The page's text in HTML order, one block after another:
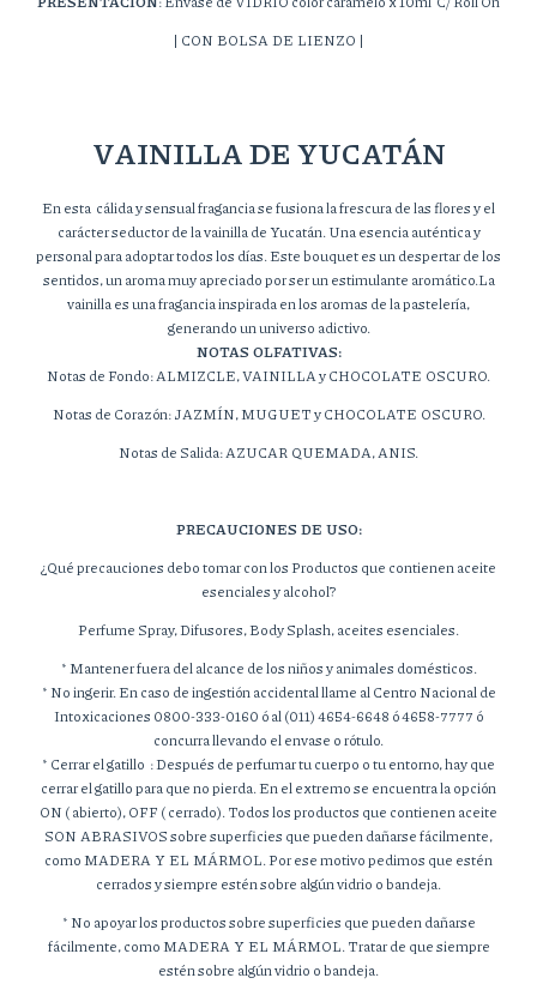
| CON BOLSA DE LIENZO |
VAINILLA DE YUCATÁN
En esta cálida y sensual fragancia se fusiona la frescura de las flores y el
carácter seductor de la vainilla de Yucatán. Una esencia auténtica y
personal para adoptar todos los días. Este bouquet es un despertar de los
sentidos, un aroma muy apreciado por ser un estimulante aromático.La
vainilla es una fragancia inspirada en los aromas de la pastelería,
generando un universo adictivo.
NOTAS OLFATIVAS:
Notas de Fondo: ALMIZCLE, VAINILLA y CHOCOLATE OSCURO.
Notas de Corazón: JAZMÍN, MUGUET y CHOCOLATE OSCURO.
Notas de Salida: AZUCAR QUEMADA, ANIS.
PRECAUCIONES DE USO:
¿Qué precauciones debo tomar con los Productos que contienen aceite
esenciales y alcohol?
Perfume Spray, Difusores, Body Splash, aceites esenciales.
* Mantener fuera del alcance de los niños y animales domésticos.
* No ingerir. En caso de ingestión accidental llame al Centro Nacional de
Intoxicaciones 0800-333-0160 ó al (011) 4654-6648 ó 4658-7777 ó
concurra llevando el envase o rótulo.
* Cerrar el gatillo : Después de perfumar tu cuerpo o tu entorno, hay que
cerrar el gatillo para que no pierda. En el extremo se encuentra la opción
ON ( abierto), OFF ( cerrado). Todos los productos que contienen aceite
SON ABRASIVOS sobre superficies que pueden dañarse fácilmente,
como MADERA Y EL MÁRMOL. Por ese motivo pedimos que estén
cerrados y siempre estén sobre algún vidrio o bandeja.
* No apoyar los productos sobre superficies que pueden dañarse
fácilmente, como MADERA Y EL MÁRMOL. Tratar de que siempre
estén sobre algún vidrio o bandeja.